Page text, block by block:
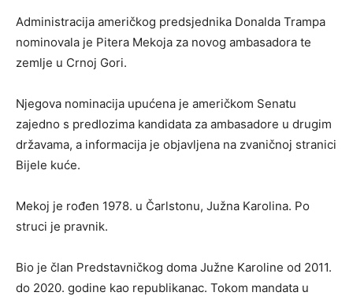
Administracija američkog predsjednika Donalda Trampa
nominovala je Pitera Mekoja za novog ambasadora te
zemlje u Crnoj Gori.
Njegova nominacija upućena je američkom Senatu
zajedno s predlozima kandidata za ambasadore u drugim
državama, a informacija je objavljena na zvaničnoj stranici
Bijele kuće.
Mekoj je rođen 1978. u Čarlstonu, Južna Karolina. Po
struci je pravnik.
Bio je član Predstavničkog doma Južne Karoline od 2011.
do 2020. godine kao republikanac. Tokom mandata u